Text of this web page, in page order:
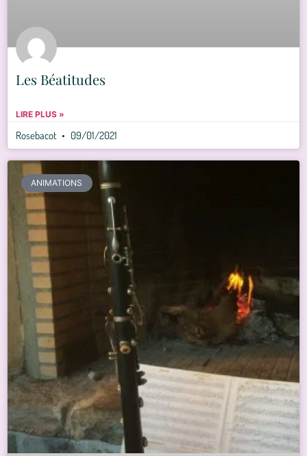
Les Béatitudes
LIRE PLUS »
Rosebacot 09/01/2021
ANIMATIONS